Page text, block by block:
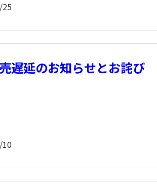
遅延のお知らせとお詫び